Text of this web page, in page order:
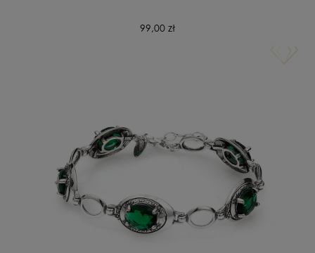
99,00 zł